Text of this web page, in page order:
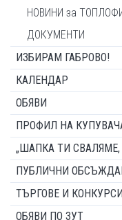
НОВИНИ за
ДОКУМЕНТИ
ИЗБИРАМ ГАБРОВО!
КАЛЕНДАР
ОБЯВИ
ПРОФИЛ НА
„ШАПКА ТИ СВАЛЯМЕ,
ПУБЛИЧНИ
ТЪРГОВЕ И КОНКУРСИ
ОБЯВИ ПО ЗУТ